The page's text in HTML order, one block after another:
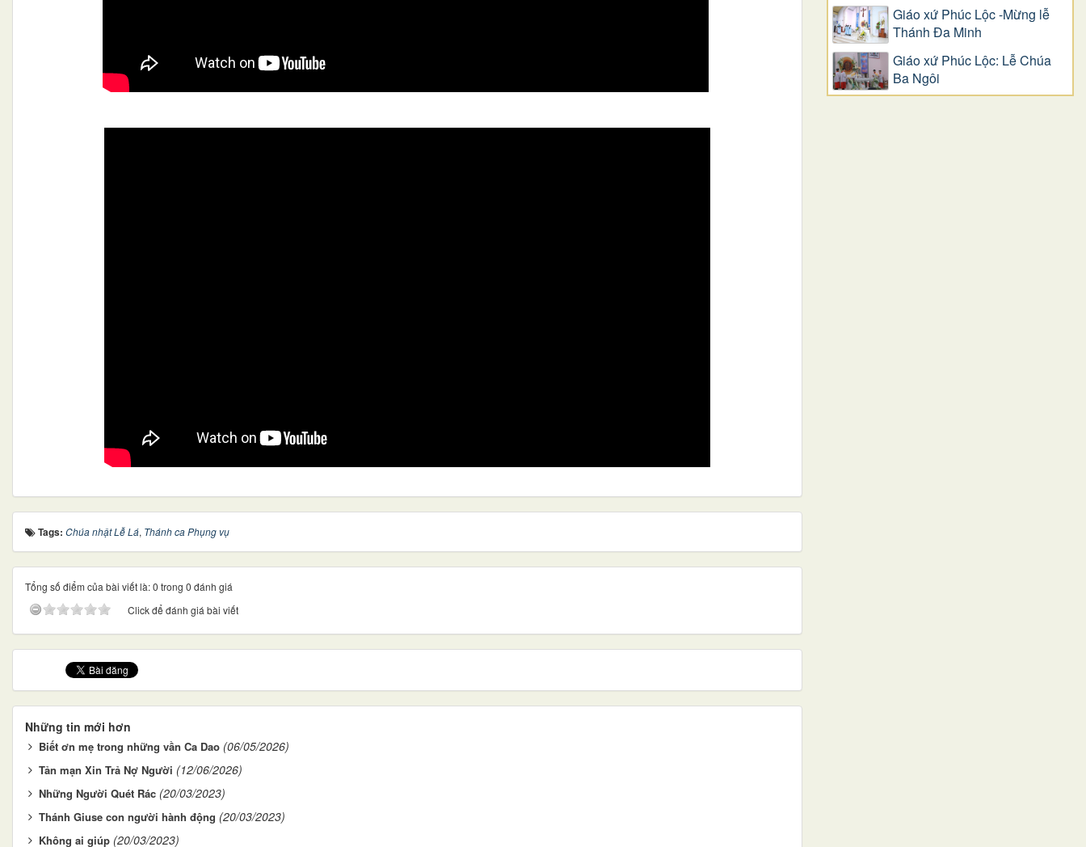
Tags: Chúa nhật Lễ Lá, Thánh ca Phụng vụ
Tổng số điểm của bài viết là: 0 trong 0 đánh giá
Click để đánh giá bài viết
Những tin mới hơn
Biết ơn mẹ trong những vần Ca Dao (06/05/2026)
Tản mạn Xin Trả Nợ Người (12/06/2026)
Những Người Quét Rác (20/03/2023)
Thánh Giuse con người hành động (20/03/2023)
Không ai giúp (20/03/2023)
Giáo xứ Phúc Lộc -Mừng lễ
Thánh Đa Minh
Giáo xứ Phúc Lộc: Lễ Chúa
Ba Ngôi